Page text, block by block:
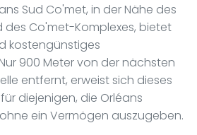
Sud Co'met, in der Nähe des
des Co'met-Komplexes, bietet
kostengünstiges
900 Meter von der nächsten
entfernt, erweist sich dieses
diejenigen, die Orléans
ein Vermögen auszugeben.